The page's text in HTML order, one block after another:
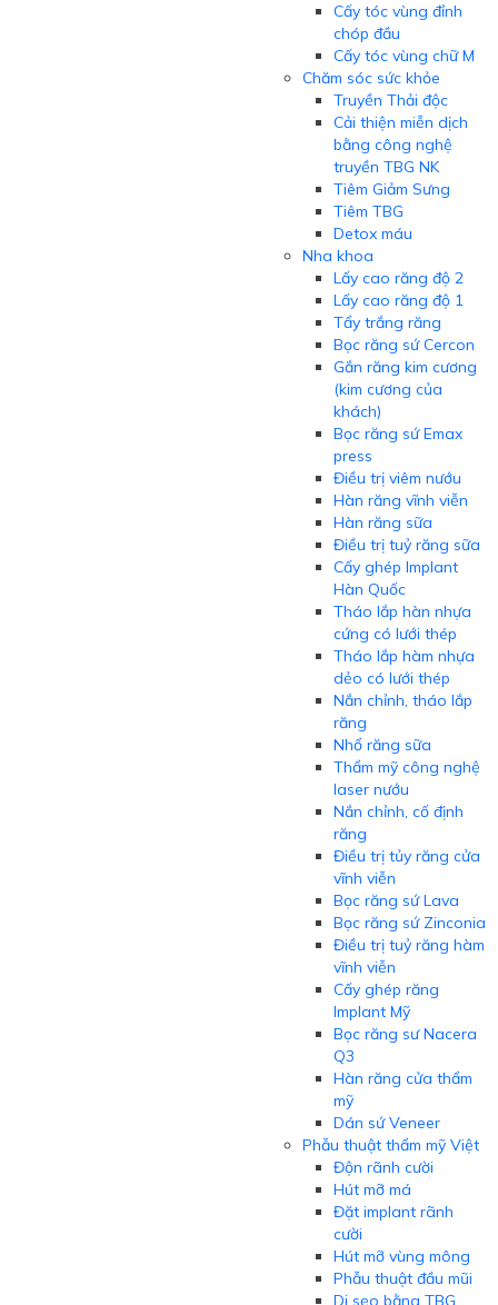
Cấy tóc vùng đỉnh
chóp đầu
Cấy tóc vùng chữ M
Chăm sóc sức khỏe
Truyền Thải độc
Cải thiện miễn dịch
bằng công nghệ
truyền TBG NK
Tiêm Giảm Sưng
Tiêm TBG
Detox máu
Nha khoa
Lấy cao răng độ 2
Lấy cao răng độ 1
Tẩy trắng răng
Bọc răng sứ Cercon
Gắn răng kim cương
(kim cương của
khách)
Bọc răng sứ Emax
press
Điều trị viêm nướu
Hàn răng vĩnh viễn
Hàn răng sữa
Điều trị tuỷ răng sữa
Cấy ghép Implant
Hàn Quốc
Tháo lắp hàn nhựa
cứng có lưới thép
Tháo lắp hàm nhựa
dẻo có lưới thép
Nắn chỉnh, tháo lắp
răng
Nhổ răng sữa
Thẩm mỹ công nghệ
laser nướu
Nắn chỉnh, cố định
răng
Điều trị tủy răng cửa
vĩnh viễn
Bọc răng sứ Lava
Bọc răng sứ Zinconia
Điều trị tuỷ răng hàm
vĩnh viễn
Cấy ghép răng
Implant Mỹ
Bọc răng sư Nacera
Q3
Hàn răng cửa thẩm
mỹ
Dán sứ Veneer
Phẫu thuật thẩm mỹ Việt
Độn rãnh cười
Hút mỡ má
Đặt implant rãnh
cười
Hút mỡ vùng mông
Phẫu thuật đầu mũi
Di sẹo bằng TBG